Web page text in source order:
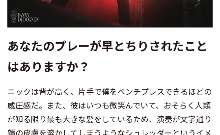
あなたのプレーが早とちりされたこと
はありますか？
ニックは背が高く、片手で僕をベンチプレスできるほどの
威圧感だ。また、彼はいつも微笑んでいて、おそらく人類
が知る限り最も大きな髪をしているため、演奏が文字通り
顔の皮膚を溶かしてしまうようなシュレッダーというイメ